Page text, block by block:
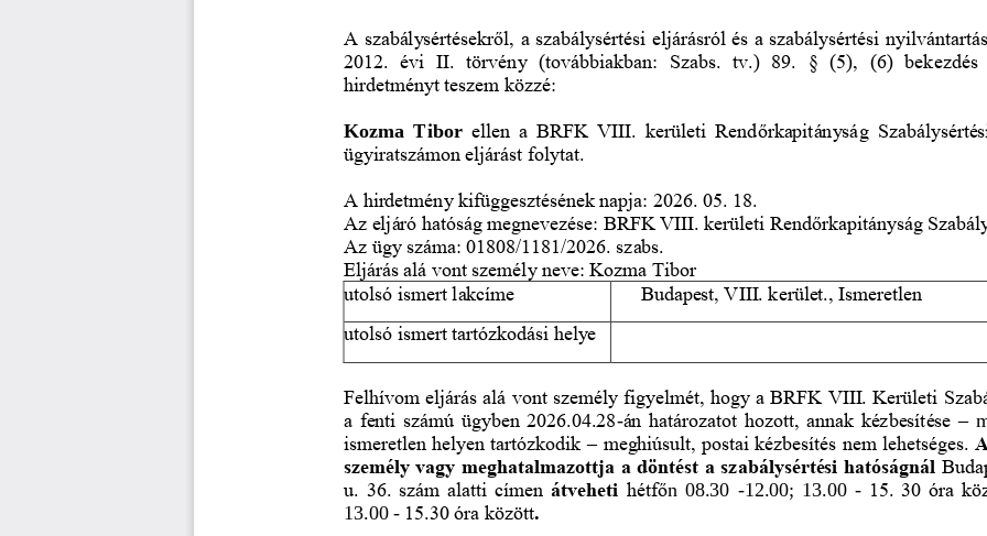
A szabálysértésekről, a szabálysértési eljárásról és a szabálysértési
2012.  évi  II.  törvény  (továbbiakban:  Szabs.  tv.)  89.  §  (5),  (6)  bekezdés
hirdetményt teszem közzé:
Kozma  Tibor ellen a BRFK VIII. kerületi Rendőrkapitányság
ügyiratszámon eljárást folytat.
A hirdetmény kifüggesztésének napja: 2026. 05. 18.
Az eljáró hatóság megnevezése: BRFK VIII. kerületi Rendőrkapitányság
Az ügy száma: 01808/1181/2026. szabs.
Eljárás alá vont személy neve: Kozma Tibor
utolsó ismert lakcíme
Budapest, VIII. kerület., Ismeretlen
utolsó ismert tartózkodási helye
Felhívom eljárás alá vont személy figyelmét, hogy a BRFK VIII. Kerületi
a fenti számú ügyben 2026.04.28-án határozatot hozott, annak kézbesítése –
ismeretlen helyen tartózkodik – meghiúsult, postai kézbesítés nem lehetséges.
személy vagy meghatalmazottja a döntést a szabálysértési hatóságnál
u. 36. szám alatti címen átveheti hétfőn  08.30 -12.00;  13.00 - 15. 30 óra
13.00 - 15.30 óra között.